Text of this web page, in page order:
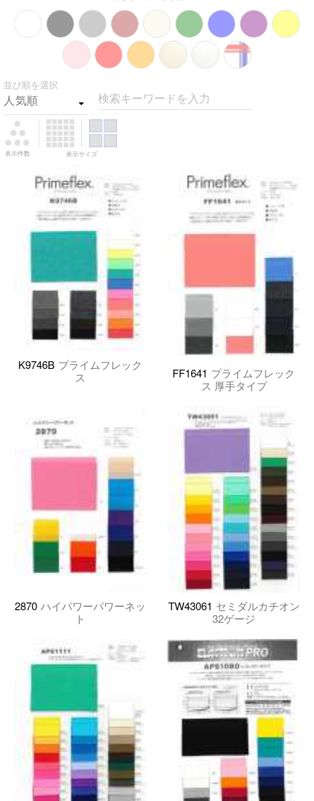
並び順を選択
検索キーワードを入力
表示件数 表示サイズ
K9746B プライムフレック
ス
FF1641 プライムフレック
ス 厚手タイプ
2870 ハイパワーパワーネッ
ト
TW43061 セミダルカチオン
32ゲージ